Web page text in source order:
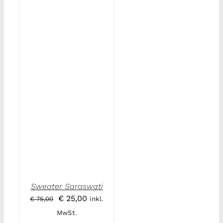
Sweater Saraswati
€75,00
Ursprünglicher
Preis
€ 25,00 Aktueller
inkl.
MwSt.